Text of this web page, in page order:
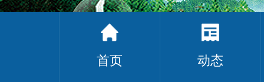
首页 动态